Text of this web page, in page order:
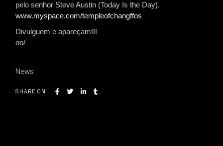
pelo senhor Steve Austin (Today Is the Day).
www.myspace.com/templeofchangffos
Divulguem e apareçam!!!
oo/
News
SHARE ON